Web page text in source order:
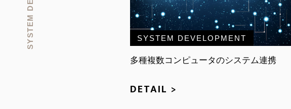
SYSTEM DEVELOPMENT
多種複数コンピュータのシステム連携
DETAIL >